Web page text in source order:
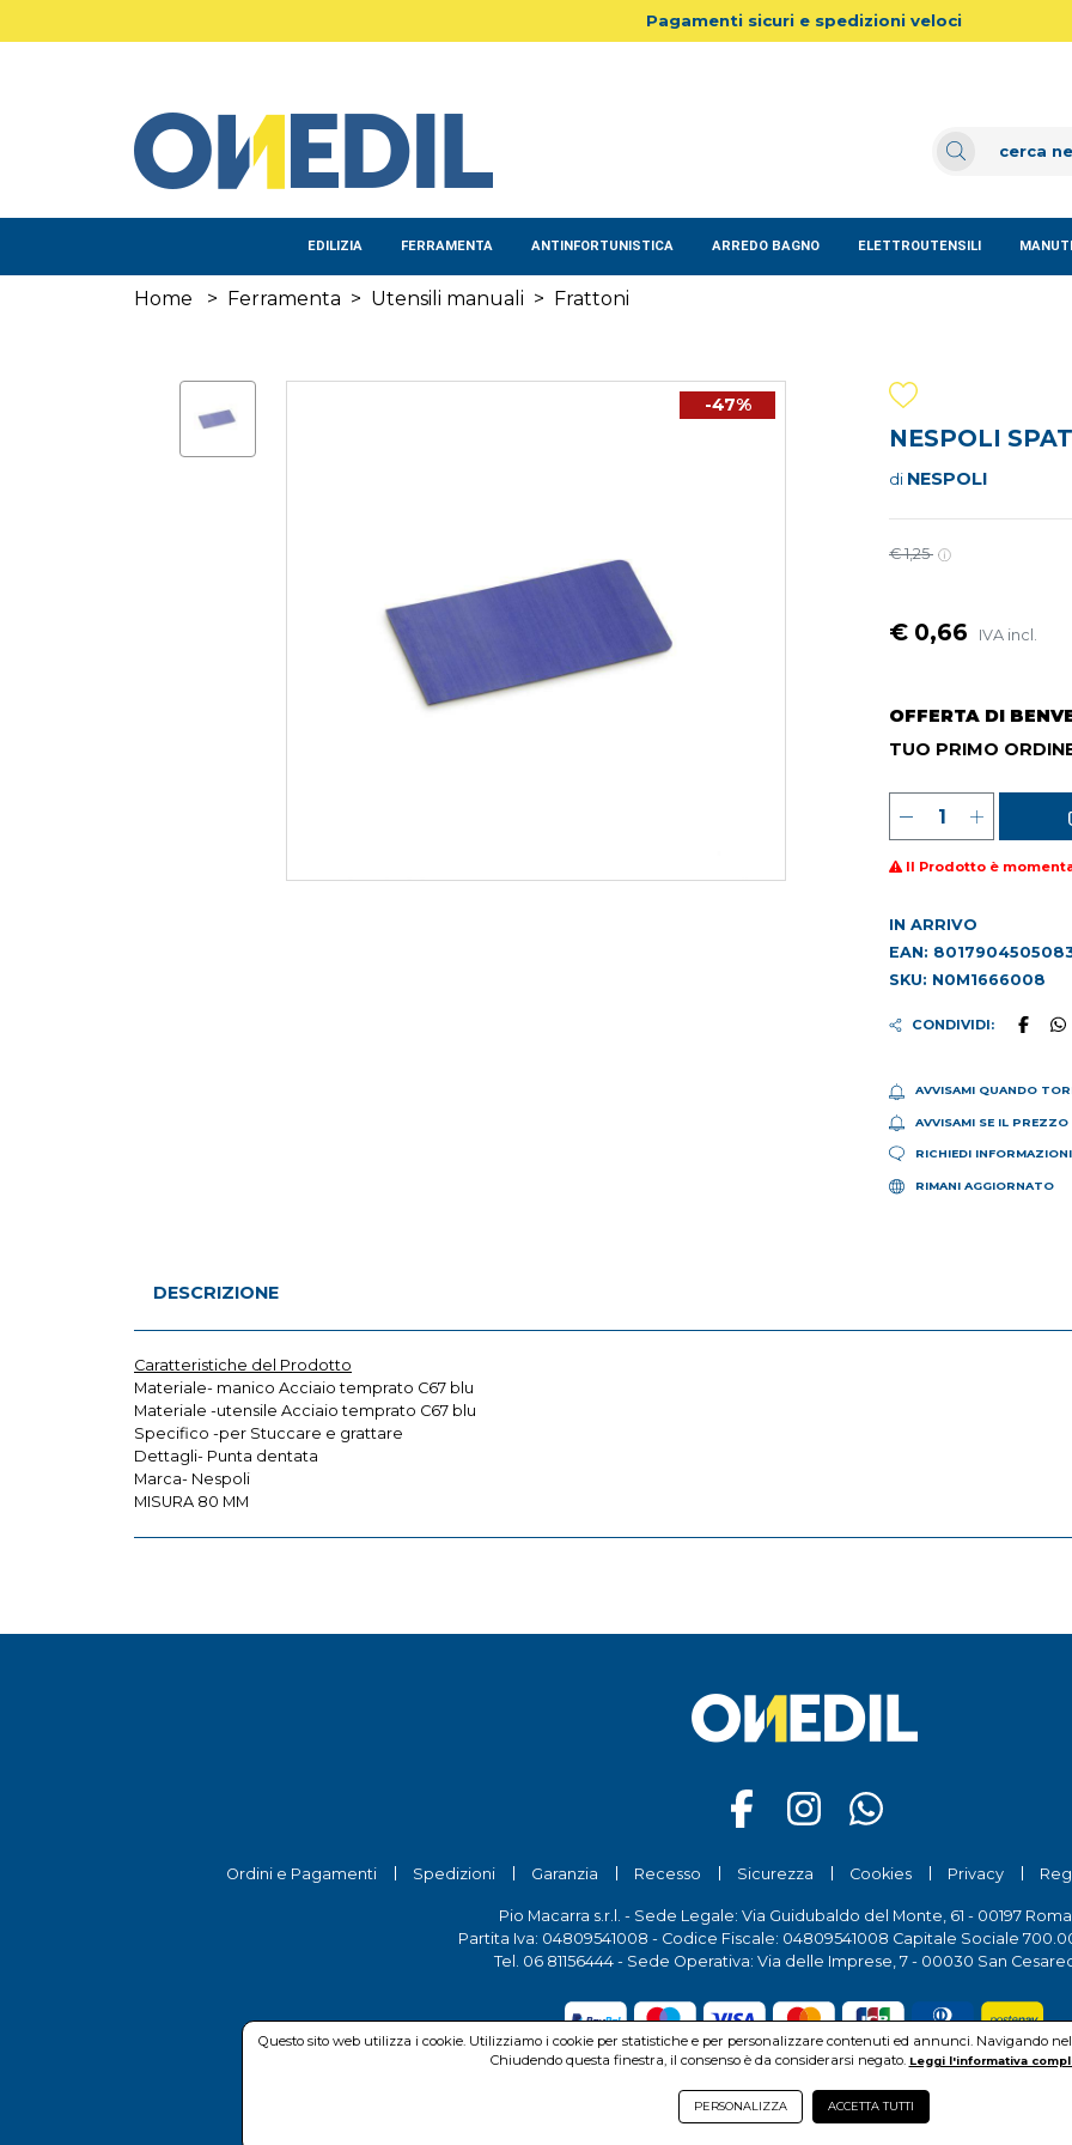
Pagamenti sicuri e spedizioni veloci
EDILIZIA FERRAMENTA ANTINFORTUNISTICA ARREDO BAGNO ELETTROUTENSILI
Home > Ferramenta > Utensili manuali > Frattoni
-47%
NESPOLI
di NESPOLI
€ 1,25
€ 0,66 IVA incl.
OFFERTA DI
TUO PRIMO
Il Prodotto è
IN ARRIVO
EAN:
SKU: N0M1666008
CONDIVIDI:
AVVISAMI QUANDO
AVVISAMI SE IL PREZZO
RICHIEDI INFORMAZIONI
RIMANI AGGIORNATO
DESCRIZIONE
Caratteristiche del Prodotto
Materiale- manico Acciaio temprato C67 blu
Materiale -utensile Acciaio temprato C67 blu
Specifico -per Stuccare e grattare
Dettagli- Punta dentata
Marca- Nespoli
MISURA 80 MM
Ordini e Pagamenti Spedizioni Garanzia Recesso Sicurezza Cookies Privacy
Pio Macarra s.r.l. - Sede Legale: Via Guidubaldo del Monte, 61 - 00197 Roma
Partita Iva: 04809541008 - Codice Fiscale: 04809541008 Capitale Sociale
Tel. 06 81156444 - Sede Operativa: Via delle Imprese, 7 - 00030 San
2026Copyright: www.onedil.it- All Rights Reserved.
Questo sito web utilizza i cookie. Utilizziamo i cookie per statistiche e per personalizzare contenuti ed annunci. Navigando
Chiudendo questa finestra, il consenso è da considerarsi negato. Leggi l'informativa
PERSONALIZZA ACCETTA TUTTI